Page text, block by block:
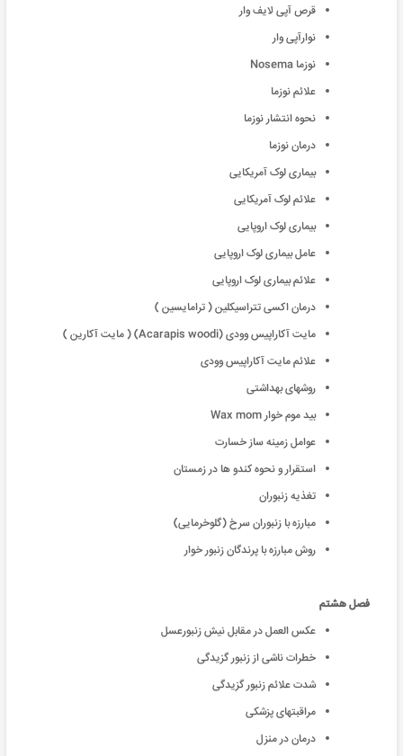
قرص آپی لایف وار
نوارآپی وار
نوزما Nosema
علائم نوزما
نحوه انتشار نوزما
درمان نوزما
بیماری لوک آمریکایی
علائم لوک آمریکایی
بیماری لوک اروپایی
عامل بیماری لوک اروپایی
علائم بیماری لوک اروپایی
درمان اکسی تتراسیکلین ( ترامایسین )
مایت آکاراپیس وودی (Acarapis woodi) ( مایت آکارین )
علائم مایت آکاراپیس وودی
روشهای بهداشتی
بید موم خوار Wax mom
عوامل زمینه ساز خسارت
استقرار و نحوه کندو ها در زمستان
تغذیه زنبوران
مبارزه با زنبوران سرخ (گلوخرمایی)
روش مبارزه با پرندگان زنبور خوار
فصل هشتم
عكس العمل در مقابل نيش زنبورعسل
خطرات ناشی از زنبور گزیدگی
شدت علائم زنبور گزیدگی
مراقبتهای پزشکی
درمان در منزل